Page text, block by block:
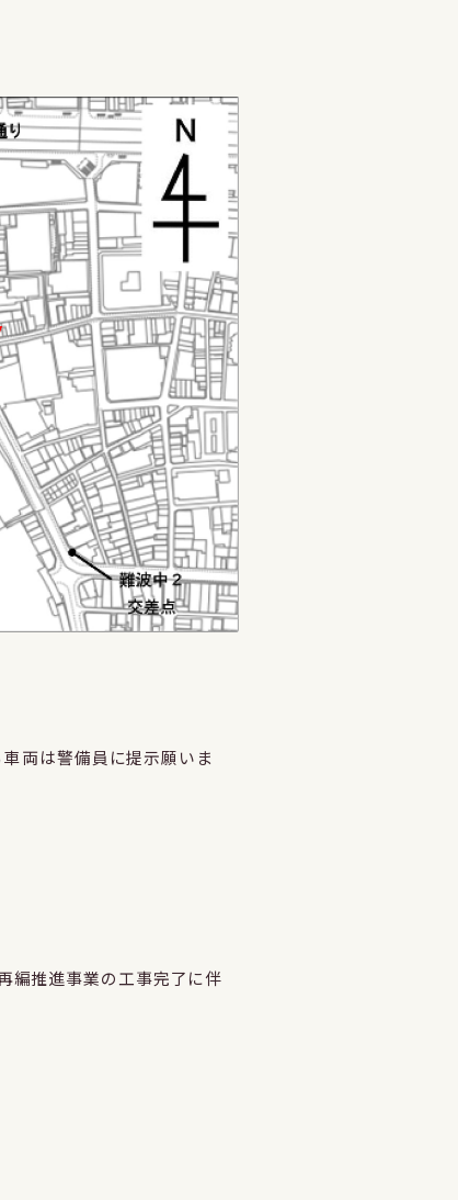
両は警備員に提示願いま
編推進事業の工事完了に伴